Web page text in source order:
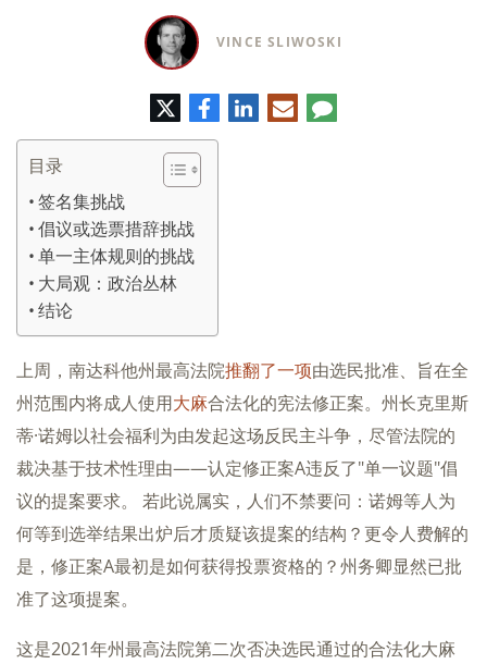
VINCE SLIWOSKI
特
脸
书
领
英
电
子
评
论
目录
签名集挑战
倡议或选票措辞挑战
单一主体规则的挑战
大局观：政治丛林
结论
上周，南达科他州最高法院推翻了一项由选民批准、旨在全
州范围内将成人使用大麻合法化的宪法修正案。州长克里斯
蒂·诺姆以社会福利为由发起这场反民主斗争，尽管法院的
裁决基于技术性理由——认定修正案A违反了"单一议题"倡
议的提案要求。 若此说属实，人们不禁要问：诺姆等人为
何等到选举结果出炉后才质疑该提案的结构？更令人费解的
是，修正案A最初是如何获得投票资格的？州务卿显然已批
准了这项提案。
这是2021年州最高法院第二次否决选民通过的合法化大麻